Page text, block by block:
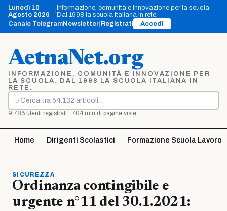
Vai
contenuto
Lunedì 10
Agosto 2026
Informazione, comunità e innovazione per la scuola.
Dal 1998 la scuola italiana in rete.
Canale TelegramNewsletter Registrati Accedi
AetnaNet.org
INFORMAZIONE, COMUNITÀ E INNOVAZIONE PER
LA SCUOLA. DAL 1998 LA SCUOLA ITALIANA IN
RETE.
⌕
Cerca
9.786 utenti registrati · 704 mln di pagine viste
Home Dirigenti Scolastici Formazione Scuola Lavoro
SICUREZZA
Ordinanza contingibile e
urgente n°11 del 30.1.2021: